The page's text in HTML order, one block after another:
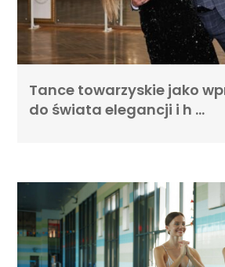
Tance towarzyskie jako
do świata elegancji i h …